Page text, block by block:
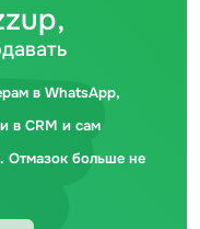
в WhatsApp,
в CRM и сам
Отмазок больше не